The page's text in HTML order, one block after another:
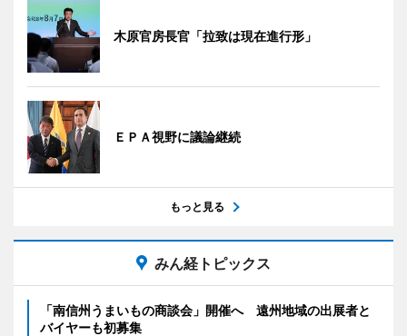
木原官房長官「拉致は現在進行形」
ＥＰＡ視野に議論継続
もっと見る
みん経トピックス
「南信州うまいもの商談会」開催へ 遠州地域の出展者と
バイヤーも初募集